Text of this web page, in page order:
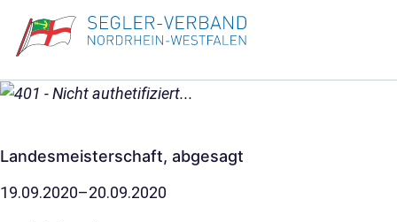
Landesmeisterschaft, abgesagt
19.09.2020–20.09.2020